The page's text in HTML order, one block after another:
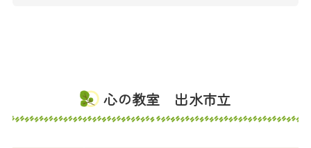
心の教室 出水市立